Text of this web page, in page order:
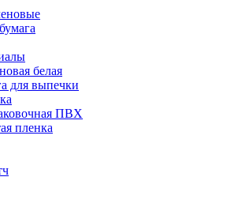
белая
для выпечки
ПВХ
пленка